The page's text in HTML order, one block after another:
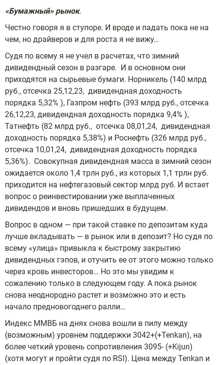
«Бумажный» рынок.
Честно говоря я в ступоре. И вроде и падать пока не на
чем, но драйверов и для роста я не вижу…
Судя по всему я не учел в расчетах, что зимний
дивидендный сезон в разгаре. И в основном они
приходятся на сырьевые бумаги. Норникель (140 млрд
руб., отсечка 25,12,23, дивидендная доходность
порядка 5,32% ), Газпром нефть (393 млрд руб., отсечка
26,12,23, дивидендная доходность порядка 9,4% ),
Татнефть (82 млрд руб., отсечка 08,01,24, дивидендная
доходность порядка 5,38%) и Роснефть (326 млрд руб.,
отсечка 10,01,24, дивидендная доходность порядка
5,36%). Совокупная дивидендная масса в зимний сезон
ожидается около 1,4 трлн руб., из которых 1,1 трлн руб.
приходится на нефтегазовый сектор млрд руб. И встает
вопрос о реинвестировании уже выплаченных
дивидендов и вновь пришедших в будущем.
Вопрос в одном — при такой ставке по депозитам куда
лучше вкладывать — в рынок или в депозит? Но судя по
всему «улица» привыкла к быстрому закрытию
дивидендных гэпов, и отучить ее от этого можно только
через кровь инвесторов… Но это мы увидим к
сожалению только в следующем году. А пока рынок
снова неоднородно растет и возможно это и есть
начало предновогоднего ралли…
Индекс ММВБ на днях снова вошли в пилу между
(возможным) уровнем поддержки 3042+(+Tenkan), на
более четкий уровень сопротивления 3095- (+Kijun)
(хотя могут и пройти судя по RSI). Цена между Tenkan и